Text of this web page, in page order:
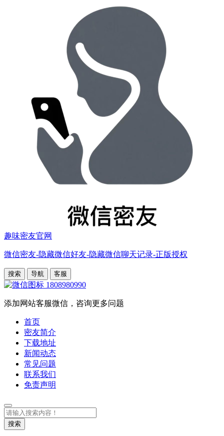
趣味密友官网
微信密友-隐藏微信好友-隐藏微信聊天记录-正版授权
搜索 导航 客服
1808980990
添加网站客服微信，咨询更多问题
首页
密友简介
下载地址
新闻动态
常见问题
联系我们
免责声明
搜
索搜索